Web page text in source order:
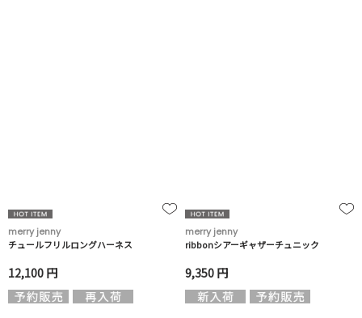
merry jenny
チュールフリルロングハーネス
12,100 円
merry jenny
ribbonシアーギャザーチュニック
9,350 円